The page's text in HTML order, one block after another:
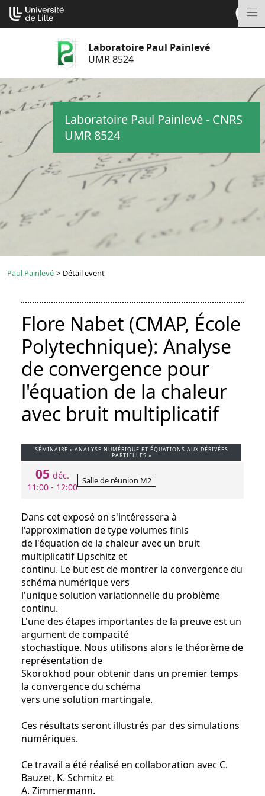
Aller
au
contenu
Laboratoire Paul Painlevé
UMR 8524
Laboratoire Paul Painlevé - CNRS
UMR 8524
Paul Painlevé > Détail event
Flore Nabet (CMAP, École
Polytechnique): Analyse
de convergence pour
l'équation de la chaleur
avec bruit multiplicatif
SÉMINAIRE « ANALYSE NUMÉRIQUE ET ÉQUATIONS AUX DÉRIVÉES
PARTIELLES »
05 déc.
11:00 - 12:00
Salle de réunion M2
Dans cet exposé on s'intéressera à
l'approximation de type volumes finis
de l'équation de la chaleur avec un bruit
multiplicatif Lipschitz et
continu. Le but est de montrer la convergence du
schéma numérique vers
l'unique solution variationnelle du problème
continu.
L'une des étapes importantes de la preuve est un
argument de compacité
stochastique. Nous utilisons alors le théorème de
représentation de
Skorokhod pour obtenir dans un premier temps
la convergence du schéma
vers une solution martingale.
Ces résultats seront illustrés par des simulations
numériques.
Ce travail a été réalisé en collaboration avec C.
Bauzet, K. Schmitz et
A. Zimmermann.
Cookies management panel